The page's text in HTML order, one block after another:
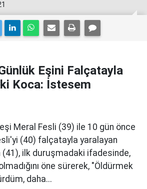
Eşini Falçatayla
Koca: İstesem
Meral Fesli (39) ile 10 gün önce
(40) falçatayla yaralayan
(41), ilk duruşmadaki ifadesinde,
öne sürerek, "Öldürmek
daha...